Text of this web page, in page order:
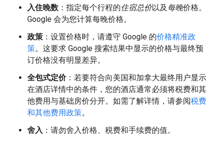
入住晚数 ：指定每个行程的住宿总价以及 每晚价格。
Google 会为您计算每晚价格。
政策 ：设置价格时，请遵守 Google 的价格精准政
策。这要求 Google 搜索结果中显示的价格与最终预
订价格没有明显差异。
全包式定价：若要符合向美国和加拿大最终用户显示
在酒店详情中的条件，您的酒店通常必须将税费和其
他费用与基础房价分开。如需了解详情，请参阅税费
和其他费用政策。
舍入 ：请勿舍入价格、税费和手续费的值。